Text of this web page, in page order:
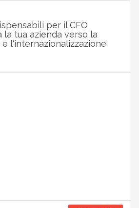
per il CFO
la tua azienda verso la
l'internazionalizzazione